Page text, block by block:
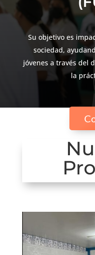
Su objetivo es
sociedad,
jóvenes a través del
la